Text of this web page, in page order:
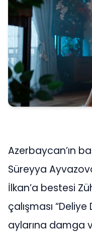
Azerbaycan’ın
Süreyya
İlkan’a bestesi
çalışması
aylarına damga